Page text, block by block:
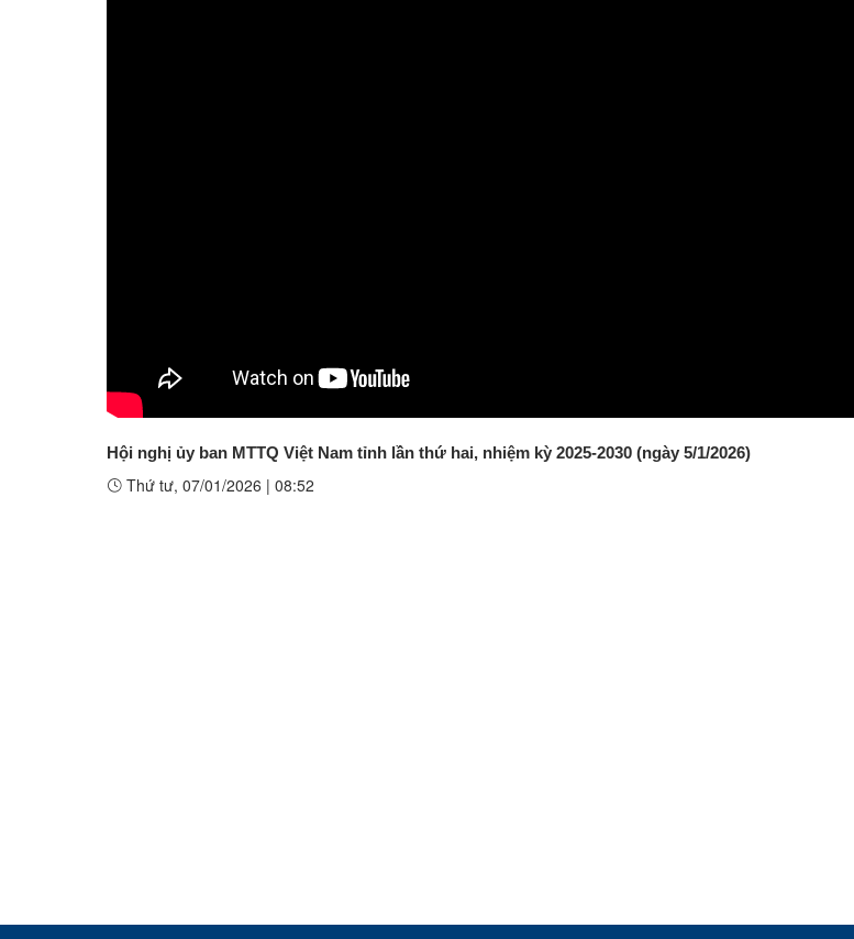
Hội nghị ủy ban MTTQ Việt Nam tỉnh lần thứ hai, nhiệm kỳ 2025-2030 (ngày 5/1/2026)
Thứ tư, 07/01/2026 | 08:52